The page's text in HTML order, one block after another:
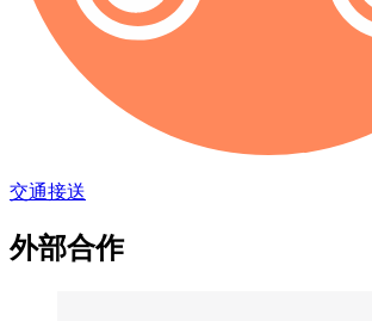
交通接送
外部合作